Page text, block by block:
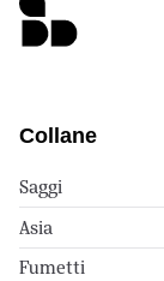
Collane
Saggi
Asia
Fumetti